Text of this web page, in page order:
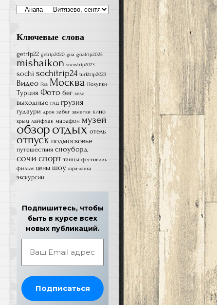
Категории
постов
Ключевые слова
getrip22 getrip2020 goa goatrip2025
mishaikon snowtrip2023
sochi sochitrip24 turktrip2023
Видео Гоа Москва Покупки
Турция Фото бег вело
выходные глц грузия
гудаури дрон забег заметки кино
крым лайфхак марафон музей
обзоротдых отель
отпуск подмосковье
путешествия сноуборд
сочи спорт танцы фестиваль
фильм цены шоу шри-ланка
экскурсии
Подпишитесь, чтобы
быть в курсе всех
новых публикаций.